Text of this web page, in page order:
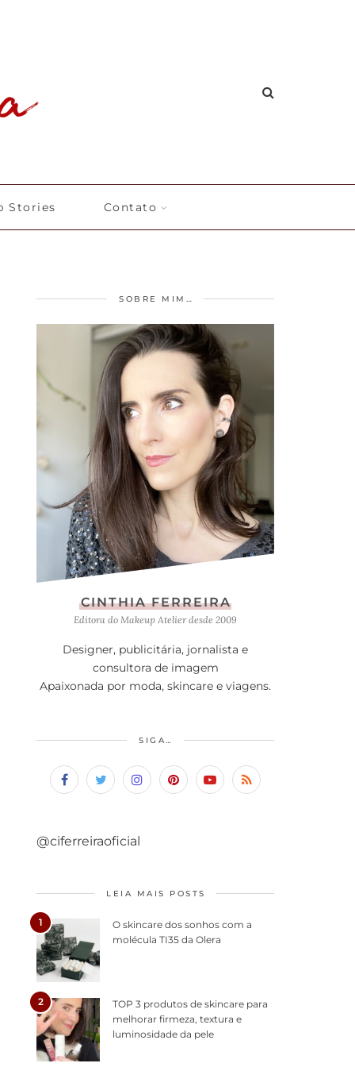
Stories Contato
SOBRE MIM…
CINTHIA FERREIRA
Editora do Makeup Atelier desde 2009
Designer, publicitária, jornalista e
consultora de imagem
Apaixonada por moda, skincare e viagens.
SIGA…
@ciferreiraoficial
LEIA MAIS POSTS
1
O skincare dos sonhos com a
molécula TI35 da Olera
2
TOP 3 produtos de skincare para
melhorar firmeza, textura e
luminosidade da pele